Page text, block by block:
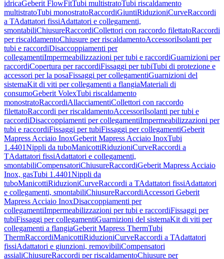
idricaGeberit FlowFitTubi multistratoTubi riscaldamento
multistratoTubi monostratoRaccordiGiuntiRiduzioniCurveRaccordi
a TAdattatori fissiAdattatori e collegamenti,
smontabiliChiusureRaccordiCollettori con raccordo filettatoRaccordi
per riscaldamentoChiusure per riscaldamentoAccessoriIsolanti per
tubi e raccordiDisaccoppiamenti per
collegamentiImpermeabilizzazioni per tubi e raccordiGuarnizioni per
raccordiCopertura per raccordiFissaggi per tubiTubi di protezione e
accessori per la posaFissaggi per collegamentiGuarnizioni del
sistemaKit di viti per collegamenti a flangiaMateriali di
consumoGeberit VolexTubi riscaldamento
monostratoRaccordiAllacciamentiCollettori con raccordo
filettatoRaccordi per riscaldamentoAccessoriIsolanti per tubi e
raccordiDisaccoppiamenti per collegamentiImpermeabilizzazioni per
tubi e raccordiFissaggi per tubiFissaggi per collegamentiGeberit
Mapress Acciaio InoxGeberit Mapress Acciaio InoxTubi
1.4401Nippli da tuboManicottiRiduzioniCurveRaccordi a
TAdattatori fissiAdattatori e collegamenti,
smontabiliCompensatoriChiusureRaccordiGeberit Mapress Acciaio
Inox, gasTubi 1.4401Nippli da
tuboManicottiRiduzioniCurveRaccordi a TAdattatori fissiAdattatori
e collegamenti, smontabiliChiusureRaccordiAccessori Geberit
Mapress Acciaio InoxDisaccoppiamenti per
collegamentiImpermeabilizzazioni per tubi e raccordiFissaggi per
tubiFissaggi per collegamentiGuarnizioni del sistemaKit di viti per
collegamenti a flangiaGeberit Mapress ThermTubi
ThermRaccordiManicottiRiduzioniCurveRaccordi a TAdattatori
fissiAdattatori e giunzioni, removibiliCompensatori
assialiChiusureRaccordi per riscaldamentoChiusure per